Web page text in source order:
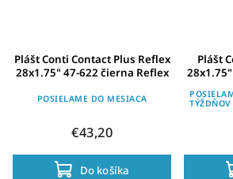
Plášt Conti Contact Plus Reflex
28x1.75" 47-622 čierna Reflex
POSIELAME DO MESIACA
€43,20
Do košíka
Plášt
TÝŽDŇOV